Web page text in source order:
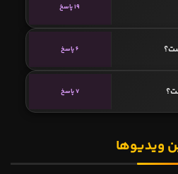
19 پاسخ
6 پاسخ
7 پاسخ
ویدیوها